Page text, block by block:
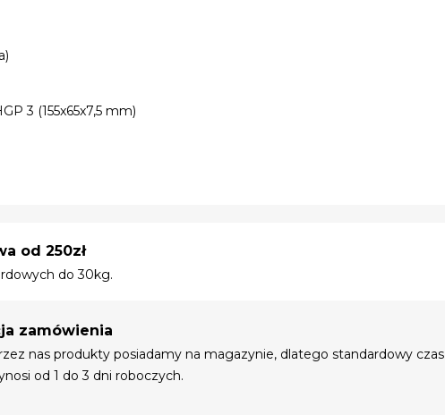
3 (155x65x7,5 mm)
od 250zł
do 30kg.
zamówienia
nas produkty posiadamy na magazynie, dlatego standardowy czas
od 1 do 3 dni roboczych.